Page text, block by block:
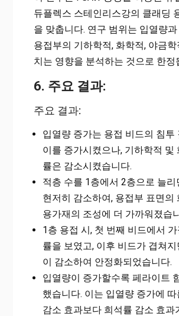
듀플렉스 스테인리스강의 클래딩
을 맞춥니다. 연구 범위는 입열량
용접부의 기하학적, 화학적, 야금
치는 영향을 분석하는 것으로 한정
6. 주요 결과:
주요 결과:
입열량 증가는 용접 비드의 침투
이를 증가시켰으나, 기하학적 및
률은 감소시켰습니다.
적층 수를 1층에서 2층으로 늘리
현저히 감소하여, 용접부 표면의
용가재의 조성에 더 가까워졌습
1층 용접 시, 첫 번째 비드에서
률을 보였고, 이후 비드가 겹쳐
이 감소하여 안정화되었습니다.
입열량이 증가할수록 페라이트
했습니다. 이는 입열량 증가에
감소 효과보다 희석률 감소 효과